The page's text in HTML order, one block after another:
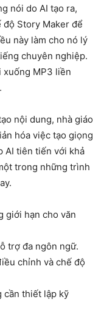
nói do AI tạo ra,
Story Maker để
này làm cho nó lý
chuyên nghiệp.
xuống MP3 liền
nội dung, nhà giáo
hóa việc tạo giọng
AI tiên tiến với khả
trong những trình
giới hạn cho văn
trợ đa ngôn ngữ.
chỉnh và chế độ
cần thiết lập kỹ